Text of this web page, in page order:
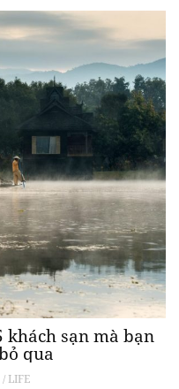
sạn mà bạn
qua
LIFE